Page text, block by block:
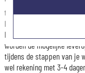
toepassing.
De geschatte levertijden
bezorgopties bepalen:
worden de mogelijke
tijdens de stappen van je
wel rekening met 3-4